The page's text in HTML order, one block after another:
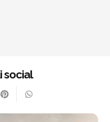
social